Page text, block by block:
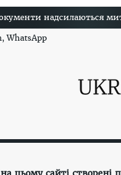
надсилаються
WhatsApp